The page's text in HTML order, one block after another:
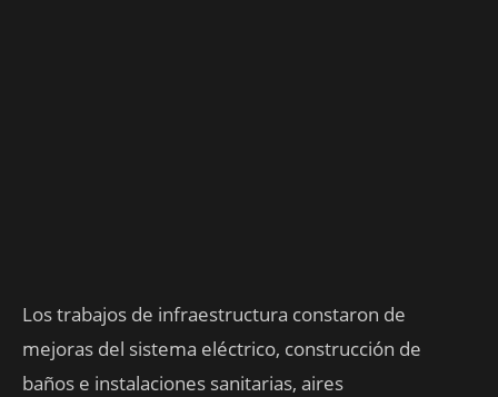
Los trabajos de infraestructura constaron de
mejoras del sistema eléctrico, construcción de
baños e instalaciones sanitarias, aires